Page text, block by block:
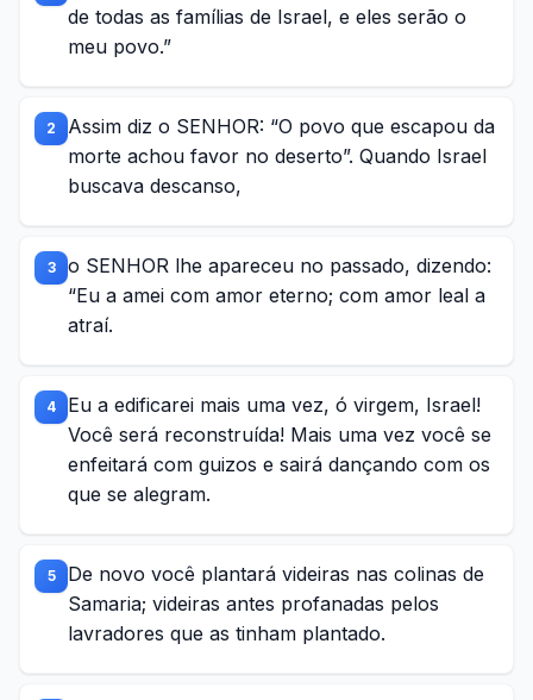
de todas as famílias de Israel, e eles serão o
meu povo.”
2
Assim diz o SENHOR: “O povo que escapou da
morte achou favor no deserto”. Quando Israel
buscava descanso,
3
o SENHOR lhe apareceu no passado, dizendo:
“Eu a amei com amor eterno; com amor leal a
atraí.
4
Eu a edificarei mais uma vez, ó virgem, Israel!
Você será reconstruída! Mais uma vez você se
enfeitará com guizos e sairá dançando com os
que se alegram.
5
De novo você plantará videiras nas colinas de
Samaria; videiras antes profanadas pelos
lavradores que as tinham plantado.